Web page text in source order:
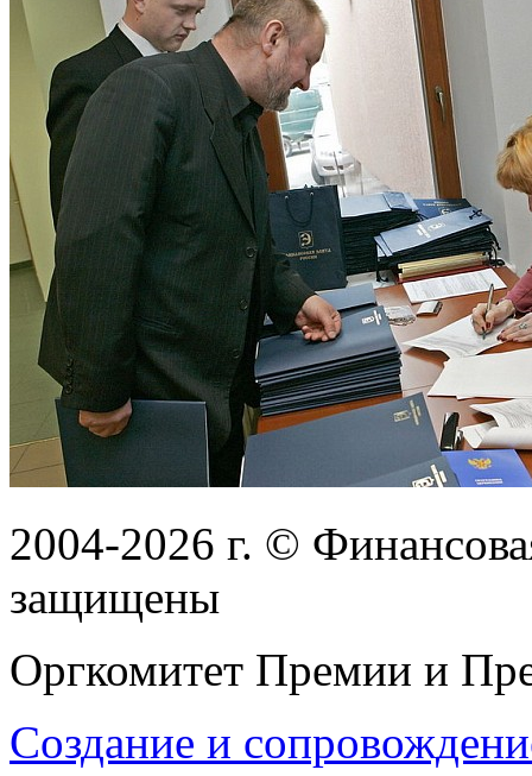
2004-2026 г. ©
защищены
Оргкомитет Премии и
Создание и